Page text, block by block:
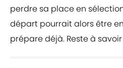
perdre sa place en
départ pourrait alors être
prépare déjà. Reste à